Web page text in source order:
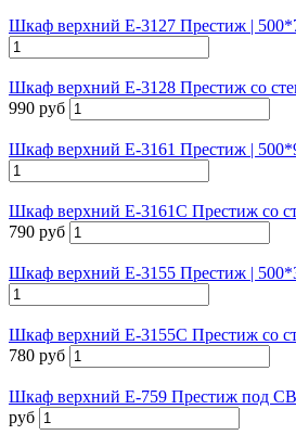
Шкаф верхний Е-3127 Престиж |
Шкаф верхний Е-3128 Престиж со
990 руб
Шкаф верхний Е-3161 Престиж |
Шкаф верхний Е-3161С Престиж со
790 руб
Шкаф верхний Е-3155 Престиж |
Шкаф верхний Е-3155С Престиж со
780 руб
Шкаф верхний Е-759 Престиж под
руб